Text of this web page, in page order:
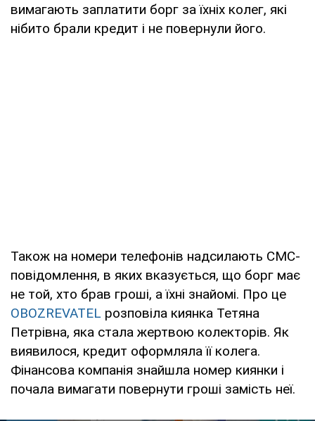
вимагають заплатити борг за їхніх колег, які
нібито брали кредит і не повернули його.
Також на номери телефонів надсилають СМС-
повідомлення, в яких вказується, що борг має
не той, хто брав гроші, а їхні знайомі. Про це
OBOZREVATEL розповіла киянка Тетяна
Петрівна, яка стала жертвою колекторів. Як
виявилося, кредит оформляла її колега.
Фінансова компанія знайшла номер киянки і
почала вимагати повернути гроші замість неї.